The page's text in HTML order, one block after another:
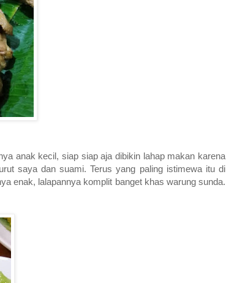
anak kecil, siap siap aja dibikin lahap makan karena
saya dan suami. Terus yang paling istimewa itu di
enak, lalapannya komplit banget khas warung sunda.